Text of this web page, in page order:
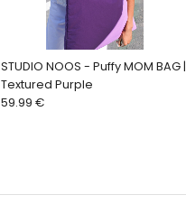
STUDIO NOOS - Puffy MOM BAG |
Textured Purple
59.99 €